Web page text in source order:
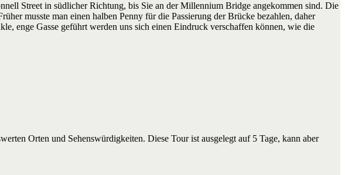
Street in südlicher Richtung, bis Sie an der Millennium Bridge angekommen sind. Die
musste man einen halben Penny für die Passierung der Brücke bezahlen, daher
enge Gasse geführt werden uns sich einen Eindruck verschaffen können, wie die
Orten und Sehenswürdigkeiten. Diese Tour ist ausgelegt auf 5 Tage, kann aber